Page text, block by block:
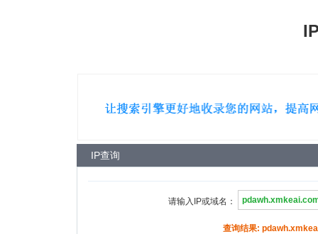
IP查询
请输入IP或域名：
查询结果: